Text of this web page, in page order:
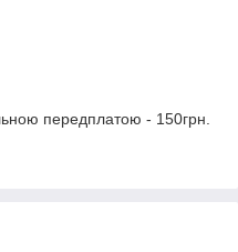
передплатою - 150грн.